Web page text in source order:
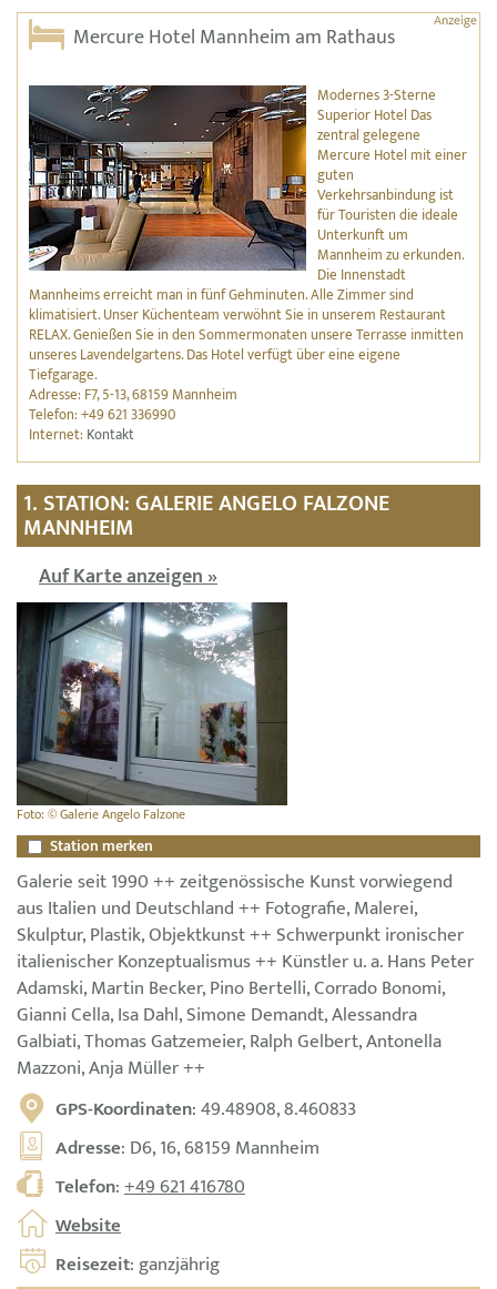
Mercure Hotel Mannheim am Rathaus
Modernes 3-Sterne
Superior Hotel Das
zentral gelegene
Mercure Hotel mit einer
guten
Verkehrsanbindung ist
für Touristen die ideale
Unterkunft um
Mannheim zu erkunden.
Die Innenstadt
Mannheims erreicht man in fünf Gehminuten. Alle Zimmer sind
klimatisiert. Unser Küchenteam verwöhnt Sie in unserem Restaurant
RELAX. Genießen Sie in den Sommermonaten unsere Terrasse inmitten
unseres Lavendelgartens. Das Hotel verfügt über eine eigene
Tiefgarage.
Adresse: F7, 5-13, 68159 Mannheim
Telefon: +49 621 336990
Internet: Kontakt
1. STATION: GALERIE ANGELO FALZONE
MANNHEIM
Auf Karte anzeigen »
Foto: © Galerie Angelo Falzone
Station merken
Galerie seit 1990 ++ zeitgenössische Kunst vorwiegend
aus Italien und Deutschland ++ Fotografie, Malerei,
Skulptur, Plastik, Objektkunst ++ Schwerpunkt ironischer
italienischer Konzeptualismus ++ Künstler u. a. Hans Peter
Adamski, Martin Becker, Pino Bertelli, Corrado Bonomi,
Gianni Cella, Isa Dahl, Simone Demandt, Alessandra
Galbiati, Thomas Gatzemeier, Ralph Gelbert, Antonella
Mazzoni, Anja Müller ++
GPS-Koordinaten: 49.48908, 8.460833
Adresse: D6, 16, 68159 Mannheim
Telefon:+49 621 416780
Website
Reisezeit: ganzjährig